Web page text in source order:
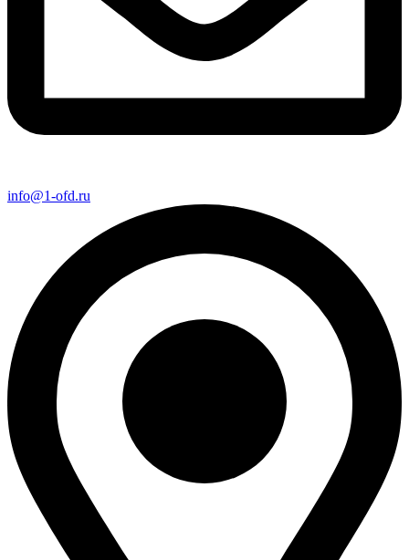
info@1-ofd.ru